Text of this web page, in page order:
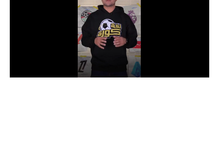
الدوري السعودي للمحترفين